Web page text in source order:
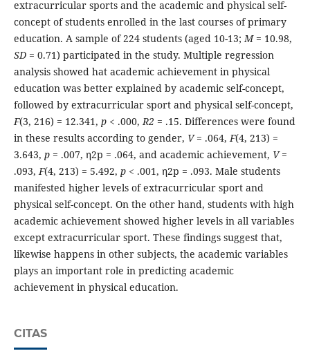
extracurricular sports and the academic and physical self-
concept of students enrolled in the last courses of primary
education. A sample of 224 students (aged 10-13;M = 10.98,
SD = 0.71) participated in the study. Multiple regression
analysis showed hat academic achievement in physical
education was better explained by academic self-concept,
followed by extracurricular sport and physical self-concept,
F(3, 216) = 12.341, p < .000,R2 = .15. Differences were found
in these results according to gender, V= .064,F(4, 213) =
3.643, p = .007, η2p = .064, and academic achievement, V=
.093,F(4, 213) = 5.492, p < .001, η2p = .093. Male students
manifested higher levels of extracurricular sport and
physical self-concept. On the other hand, students with high
academic achievement showed higher levels in all variables
except extracurricular sport. These findings suggest that,
likewise happens in other subjects, the academic variables
plays an important role in predicting academic
achievement in physical education.
CITAS